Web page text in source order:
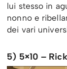
lui stesso in
nonno e
dei vari
5) 5×10 –